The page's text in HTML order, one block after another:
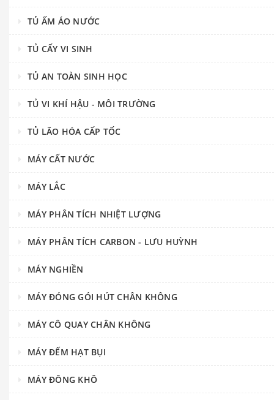
TỦ ẤM ÁO NƯỚC
TỦ CẤY VI SINH
TỦ AN TOÀN SINH HỌC
TỦ VI KHÍ HẬU - MÔI TRƯỜNG
TỦ LÃO HÓA CẤP TỐC
MÁY CẤT NƯỚC
MÁY LẮC
MÁY PHÂN TÍCH NHIỆT LƯỢNG
MÁY PHÂN TÍCH CARBON - LƯU HUỲNH
MÁY NGHIỀN
MÁY ĐÓNG GÓI HÚT CHÂN KHÔNG
MÁY CÔ QUAY CHÂN KHÔNG
MÁY ĐẾM HẠT BỤI
MÁY ĐÔNG KHÔ